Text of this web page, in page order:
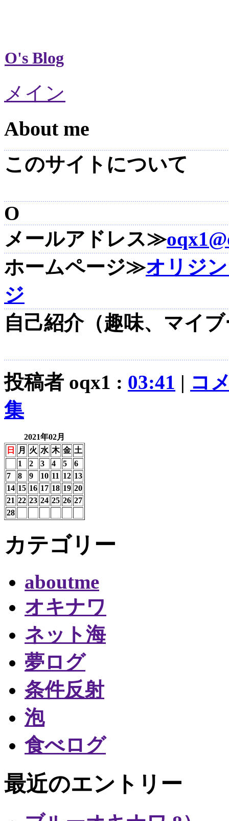
O's Blog
メイン
About me
このサイトについて
O
メールアドレス≫
ホームページ≫オリジ
ジ
自己紹介（趣味、マイ
投稿者 oqx1 : 03:41 | コ
集
2021年02月
日
月 火 水 木 金 土
1
2 3 4 5
6
7
8 9 10 11 12 13
14 15 16 17 18 19 20
21 22 23 24 25 26 27
28
カテゴリー
aboutme
オキナワ
ネット海
夢ログ
条件反射
泡
食べログ
最近のエントリー